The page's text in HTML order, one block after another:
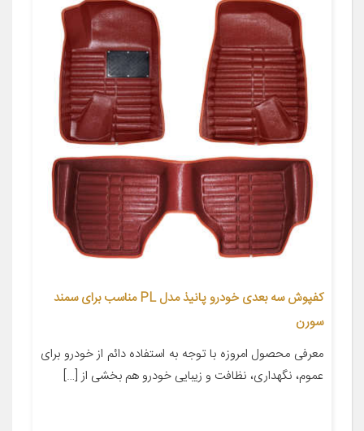
کفپوش سه بعدی خودرو پانیذ مدل PL مناسب برای سمند
سورن
معرفی محصول امروزه با توجه به استفاده دائم از خودرو برای
عموم، نگهداری، نظافت و زیبایی خودرو هم بخشی از […]